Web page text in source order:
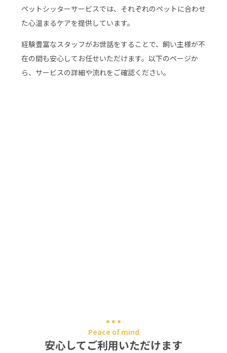
ペットシッターサービスでは、それぞれのペットに合わせ
た心温まるケアを提供しています。
経験豊富なスタッフがお世話をすることで、飼い主様が不
在の間も安心してお任せいただけます。以下のページか
ら、サービスの詳細や流れをご確認ください。
Peace of mind
安心してご利用いただけます